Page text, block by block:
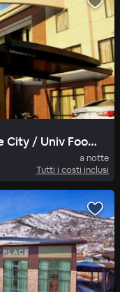
Hampton Inn and Suites Salt Lake City / Univ Foothill Dr UT
a notte
Tutti i costi inclusi